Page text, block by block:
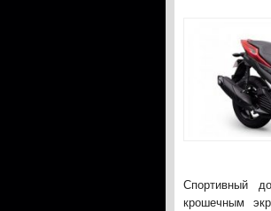
Спортивный
крошечным